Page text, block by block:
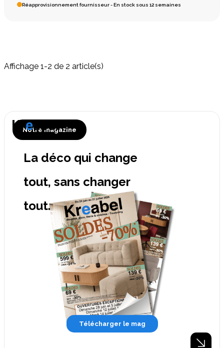
Réapprovisionnement fournisseur - En stock sous 12 semaines
Affichage 1-2 de 2 article(s)
Notre magazine
La déco qui change
tout, sans changer
tout.
Télécharger le mag